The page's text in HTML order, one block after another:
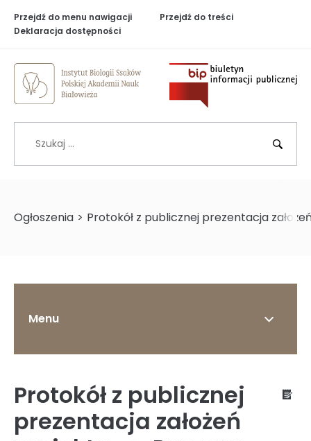
Przejdź do menu nawigacji
Przejdź do treści
Deklaracja dostępności
Biuletyn
Szukaj
>
Ogłoszenia > Protokół z publicznej prezentacja
Menu
O Instytucie
Protokół z publicznej
prezentacja założeń